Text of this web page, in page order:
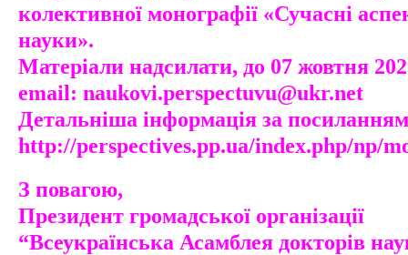
колективної монографії «Сучасні
науки».
Матеріали надсилати, до 07 жовтня
email: naukovi.perspectuvu@ukr.net
Детальніша інформація за
http://perspectives.pp.ua/index.php/np/
З повагою,
Президент громадської організації
“Всеукраїнська Асамблея докторів